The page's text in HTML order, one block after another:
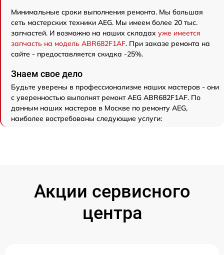
Минимальные сроки выполнения ремонта. Мы большая
сеть мастерских техники AEG. Мы имеем более 20 тыс.
запчастей. И возможно на наших складах уже имеется
запчасть на модель ABR682F1AF. При заказе ремонта на
сайте - предоставляется скидка -25%.
Знаем свое дело
Будьте уверены в профессионализме наших мастеров - они
с уверенностью выполнят ремонт AEG ABR682F1AF. По
данным наших мастеров в Москве по ремонту AEG,
наиболее востребованы следующие услуги:
Акции сервисного
центра